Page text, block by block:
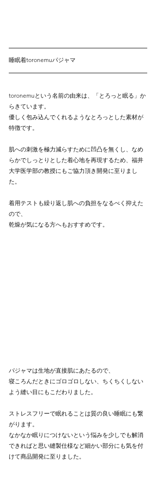
睡眠着toronemuパジャマ
toronemuという名前の由来は、「とろっと眠る」か
らきています。
優しく包み込んでくれるようなとろっとした素材が
特徴です。
肌への刺激を極力減らすために凹凸を無くし、なめ
らかでしっとりとした着心地を再現するため、 福井
大学医学部の教授にもご協力頂き開発に至りまし
た。
着用テストも繰り返し肌への負担をなるべく抑えた
ので、
乾燥が気になる方へもおすすめです。
パジャマは生地が直接肌にあたるので、
寝ころんだときにゴロゴロしない、ちくちくしない
よう縫い目にもこだわりました。
ストレスフリーで眠れることは質の良い睡眠にも繋
がります。
なかなか眠りにつけないという悩みを少しでも解消
できればと思い縫製仕様など細かい部分にも気を付
けて商品開発に至りました。